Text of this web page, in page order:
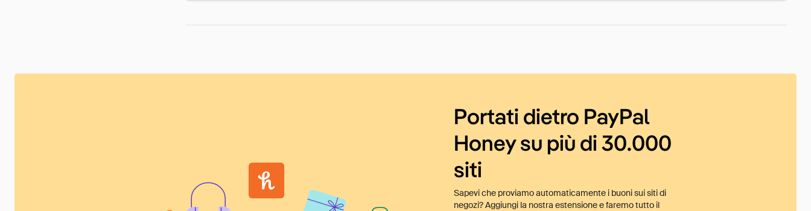
Portati dietro PayPal
Honey su più di 30.000
siti
Sapevi che proviamo automaticamente i buoni sui siti di
negozi? Aggiungi la nostra estensione e faremo tutto il